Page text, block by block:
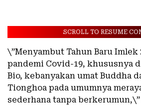
SCROLL TO RESUME
\”Menyambut Tahun Baru Imlek
pandemi Covid-19, khususnya
Bio, kebanyakan umat Buddha
Tionghoa pada umumnya
sederhana tanpa